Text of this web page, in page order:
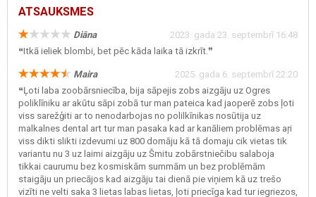
ATSAUKSMES
Diāna
2023. gada 23. septembrī 16:48
❝Itkā ieliek blombi, bet pēc kāda laika tā izkrīt.❞
Maira
2025. gada 6. septembrī 22:20
❝Ļoti laba zoobārsniecība, bija sāpejis zobs aizgāju uz Ogres
poliklīniku ar akūtu sāpi zobā tur man pateica kad jaoperē zobs ļoti
viss sarežģiti ar to nenodarbojas no polilkīnikas nosūtija uz
malkalnes dental art tur man pasaka kad ar kanāliem problēmas aŗi
viss dikti slikti izdevumi uz 800 domāju kā tā domaju cik vietas tik
variantu nu 3 uz laimi aizgāju uz Šmitu zobārstniečibu salaboja
tikkai caurumu bez kosmiskām summām un bez problēmām
staigāju un priecājos kad aizgāju tai dienā pie viņiem kā uz trešo
vizīti ne velti saka 3 lietas labas lietas, ļoti priecīga kad tur iegriezos,